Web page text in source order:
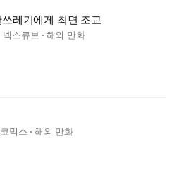
레기에게 최면 조교
넥스큐브
해외 만화
믹스
해외 만화